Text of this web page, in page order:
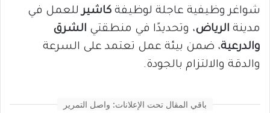
شواغر وظيفية عاجلة لوظيفة كاشيرللعمل في
مدينة الرياض، وتحديدًا في منطقتي الشرق
والدرعية، ضمن بيئة عمل تعتمد على السرعة
والدقة والالتزام بالجودة.
باقي المقال تحت الإعلانات: واصل التمرير